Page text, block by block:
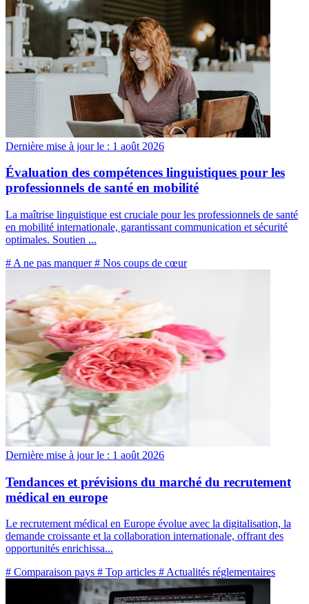
Dernière mise à jour le : 1 août 2026
Évaluation des compétences linguistiques pour les
professionnels de santé en mobilité
La maîtrise linguistique est cruciale pour les professionnels de santé
en mobilité internationale, garantissant communication et sécurité
optimales. Soutien ...
# A ne pas manquer # Nos coups de cœur
Dernière mise à jour le : 1 août 2026
Tendances et prévisions du marché du recrutement
médical en europe
Le recrutement médical en Europe évolue avec la digitalisation, la
demande croissante et la collaboration internationale, offrant des
opportunités enrichissa...
# Comparaison pays # Top articles # Actualités réglementaires